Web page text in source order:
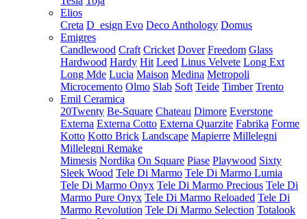
Elios
Creta D_esign Evo Deco Anthology Domus
Emigres
Candlewood Craft Cricket Dover Freedom Glass
Hardwood Hardy Hit Leed Linus Velvete Long Ext
Long Mde Lucia Maison Medina Metropoli
Microcemento Olmo Slab Soft Teide Timber Trento
Emil Ceramica
20Twenty Be-Square Chateau Dimore Everstone
Externa Externa Cotto Externa Quarzite Fabrika Forme
Kotto Kotto Brick Landscape Mapierre Millelegni
Millelegni Remake
Mimesis Nordika On Square Piase Playwood Sixty
Sleek Wood Tele Di Marmo Tele Di Marmo Lumia
Tele Di Marmo Onyx Tele Di Marmo Precious Tele Di
Marmo Pure Onyx Tele Di Marmo Reloaded Tele Di
Marmo Revolution Tele Di Marmo Selection Totalook